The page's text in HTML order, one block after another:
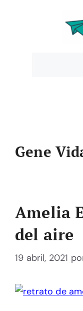
Gene
Amelia
del aire
19 abril, 2021